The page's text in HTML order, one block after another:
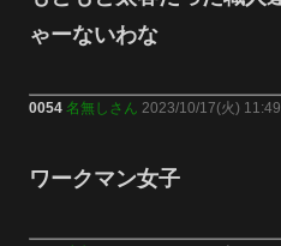
ゃーないわな
0054 名無しさん 2023/10/17(火)
ワークマン女子